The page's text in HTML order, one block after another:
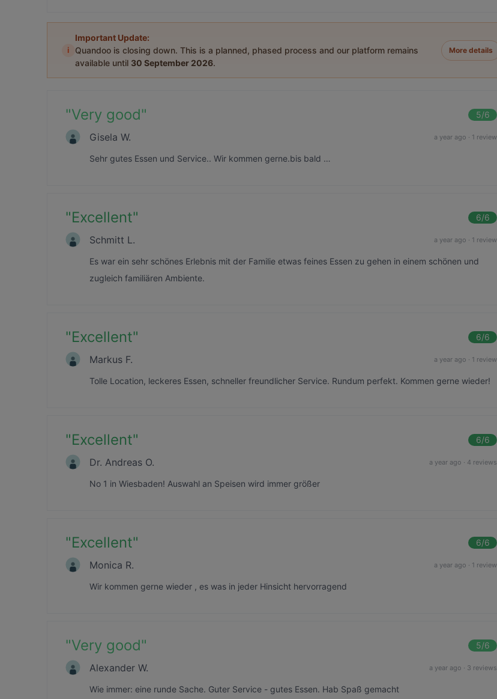
i
Important Update:
Quandoo is closing down. This is a planned, phased process and our platform remains
available until 30 September 2026.
More details
"Very good" 5/6
Gisela W. a year ago · 1 review
Sehr gutes Essen und Service.. Wir kommen gerne.bis bald …
"Excellent" 6/6
Schmitt L. a year ago · 1 review
Es war ein sehr schönes Erlebnis mit der Familie etwas feines Essen zu gehen in einem schönen und
zugleich familiären Ambiente.
"Excellent" 6/6
Markus F. a year ago · 1 review
Tolle Location, leckeres Essen, schneller freundlicher Service. Rundum perfekt. Kommen gerne wieder!
"Excellent" 6/6
Dr. Andreas O. a year ago · 4 reviews
No 1 in Wiesbaden! Auswahl an Speisen wird immer größer
"Excellent" 6/6
Monica R. a year ago · 1 review
Wir kommen gerne wieder , es was in jeder Hinsicht hervorragend
"Very good" 5/6
Alexander W. a year ago · 3 reviews
Wie immer: eine runde Sache. Guter Service - gutes Essen. Hab Spaß gemacht